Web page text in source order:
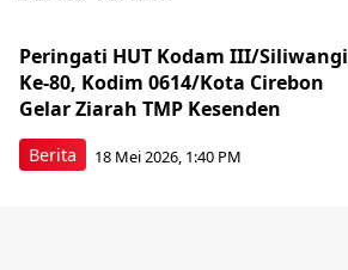
Berita
Peringati HUT Kodam III/Siliwangi
Ke-80, Kodim 0614/Kota Cirebon
Gelar Ziarah TMP Kesenden
18 Mei 2026, 1:40 PM